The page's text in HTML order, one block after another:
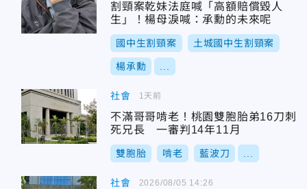
割頸案乾妹法庭喊「高額賠償毀人
生」！楊母淚喊：承勳的未來呢
國中生割頸案 土城國中生割頸案
楊承勳
社會
不滿哥哥啃老！桃園雙胞胎弟16刀刺
死兄長 一審判14年11月
雙胞胎 啃老 藍波刀
1天前
社會 2026/08/05 14:26